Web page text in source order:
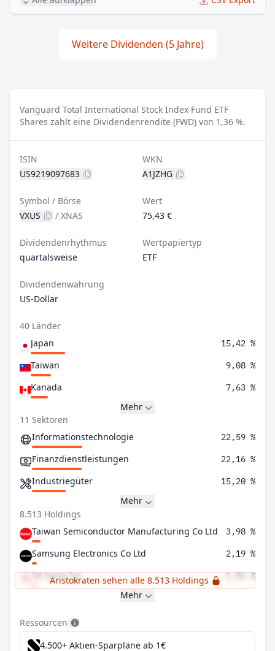
Weitere Dividenden (5 Jahre)
Vanguard Total International Stock Index Fund ETF
Shares zahlt eine Dividendenrendite (FWD) von 1,36 %.
ISIN
US9219097683
WKN
A1JZHG
Symbol / Börse
VXUS
/ XNAS
Wert
75,43 €
Dividendenrhythmus
quartalsweise
Wertpapiertyp
ETF
Dividendenwährung
US-Dollar
40 Länder
Japan
15,42 %
Taiwan 9,08 %
Kanada 7,63 %
Mehr
11 Sektoren
Informationstechnologie
22,59 %
Finanzdienstleistungen 22,16 %
Industriegüter 15,20 %
Mehr
8.513 Holdings
Taiwan Semiconductor Manufacturing Co Ltd
3,98 %
Samsung Electronics Co Ltd 2,19 %
SK hynix Inc 1,86 %
Aristokraten sehen alle 8.513 Holdings
Mehr
Ressourcen
4.500+ Aktien-Sparpläne ab 1€